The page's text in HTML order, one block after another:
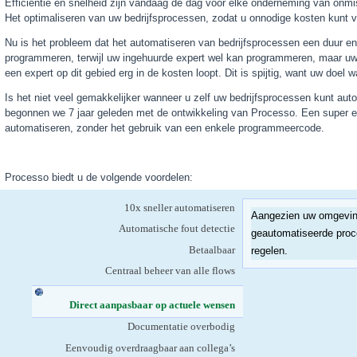
Efficiëntie en snelheid zijn vandaag de dag voor elke onderneming van
Het optimaliseren van uw bedrijfsprocessen, zodat u onnodige kosten kunt
Nu is het probleem dat het automatiseren van bedrijfsprocessen een duur
programmeren, terwijl uw ingehuurde expert wel kan programmeren, maar
een expert op dit gebied erg in de kosten loopt. Dit is spijtig, want uw doel
Is het niet veel gemakkelijker wanneer u zelf uw bedrijfsprocessen kunt
begonnen we 7 jaar geleden met de ontwikkeling van Processo. Een
automatiseren, zonder het gebruik van een enkele programmeercode.
Processo biedt u de volgende voordelen:
10x sneller automatiseren
Automatische fout detectie
Betaalbaar
Centraal beheer van alle flows
Direct aanpasbaar op actuele wensen
Documentatie overbodig
Eenvoudig overdraagbaar aan collega’s
Aangezien uw
geautomatiseerde
regelen.